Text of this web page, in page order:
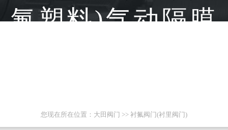
氟塑料)气动隔膜
您现在所在位置： 大田阀门 >> 衬氟阀门(衬里阀门)